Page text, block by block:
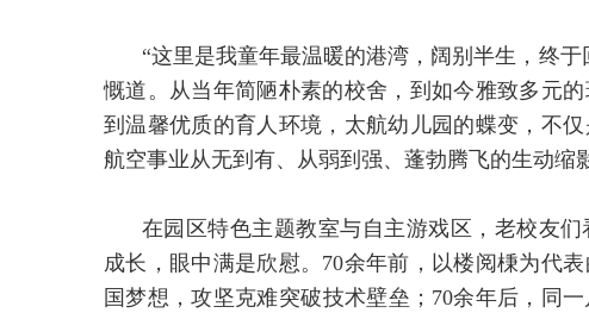
“这里是我童年最温暖的港湾，阔别半生，终
慨道。从当年简陋朴素的校舍，到如今雅致多元
到温馨优质的育人环境，太航幼儿园的蝶变，不
航空事业从无到有、从弱到强、蓬勃腾飞的生动缩
在园区特色主题教室与自主游戏区，老校友
成长，眼中满是欣慰。70余年前，以楼阅棅为代
国梦想，攻坚克难突破技术壁垒；70余年后，同